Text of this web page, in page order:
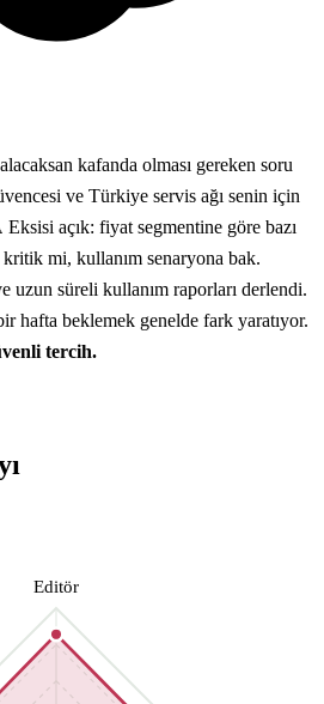
kafanda olması gereken soru
ve Türkiye servis ağı senin için
açık: fiyat segmentine göre bazı
kritik mi, kullanım senaryona bak.
uzun süreli kullanım raporları derlendi.
hafta beklemek genelde fark yaratıyor.
tercih.
Editör